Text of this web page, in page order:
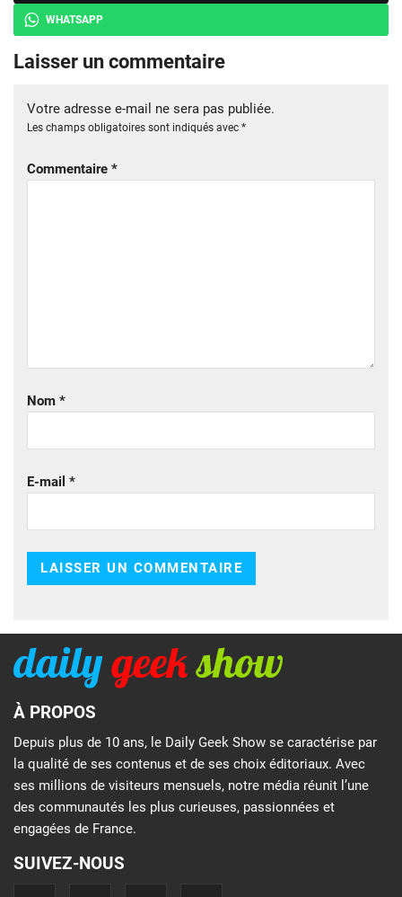
WHATSAPP
Laisser un commentaire
Votre adresse e-mail ne sera pas publiée.
Les champs obligatoires sont indiqués avec *
Commentaire *
Nom *
E-mail *
À PROPOS
Depuis plus de 10 ans, le Daily Geek Show se caractérise par
la qualité de ses contenus et de ses choix éditoriaux. Avec
ses millions de visiteurs mensuels, notre média réunit l’une
des communautés les plus curieuses, passionnées et
engagées de France.
SUIVEZ-NOUS